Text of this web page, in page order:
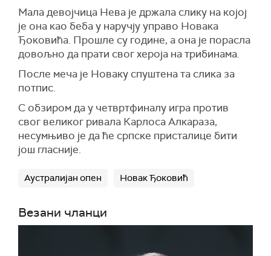
Мала девојчица Нева је држала слику на којој
је она као беба у наручју управо Новака
Ђоковића. Прошле су године, а она је порасла
довољно да прати свог хероја на трибинама.
После меча је Новаку спуштена та слика за
потпис.
С обзиром да у четвртфиналу игра против
свог великог ривала Карлоса Алкараза,
несумњиво је да ће српске присталице бити
још гласније.
Аустралијан опен Новак Ђоковић
Везани чланци